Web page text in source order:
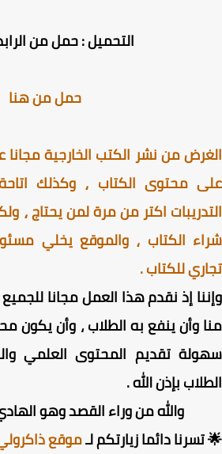
التحميل : حمل من الرابط
حمل من هنا
من نشر الكتب الخارجية مجانا
محتوى الكتاب ⸲ وكذلك اتاحة
اكتر من مرة لمن يحتاج ⸲
الكتاب ⸲ والموقع يخلي
للكتاب .
إذ نقدم هذا العمل مجانا للجميع
وأن ينفع به الطلاب ، وأن يكون
تقديم المحتوى العلمي
بإذن الله .
والله من وراء القصد وهو
دائما زيارتكم لـموقع ذاكرولي